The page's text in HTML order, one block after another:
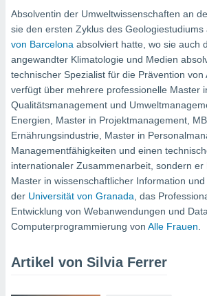
die
und
die
und
davon, ob
oder
Partner
es uns
das
der
verfolgen
Profil zu
Absolventin der Umweltwissenschaften an
sie den ersten Zyklus des Geologiestudiums
von Barcelona absolviert hatte, wo sie auch
angewandter Klimatologie und Medien
technischer Spezialist für die Prävention von
verfügt über mehrere professionelle Master
Qualitätsmanagement und
Energien, Master in Projektmanagement,
Ernährungsindustrie, Master in
Managementfähigkeiten und einen
internationaler Zusammenarbeit, sondern er
Master in wissenschaftlicher Information
der Universität von Granada, das
Entwicklung von Webanwendungen und
Computerprogrammierung von Alle Frauen.
Artikel von Silvia Ferrer